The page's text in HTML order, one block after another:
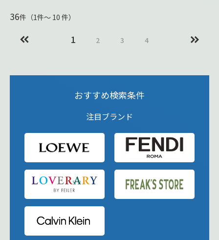
36件（1件〜 10 件）
1 2 3 4
おすすめ検索条件
注目ブランド